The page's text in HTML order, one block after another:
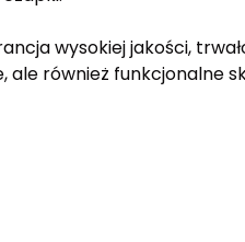
wysokiej jakości,
również funkcjonalne